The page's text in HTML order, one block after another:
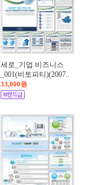
세로_기업 비즈니스
_001(비토피티)(2007..
33,000원